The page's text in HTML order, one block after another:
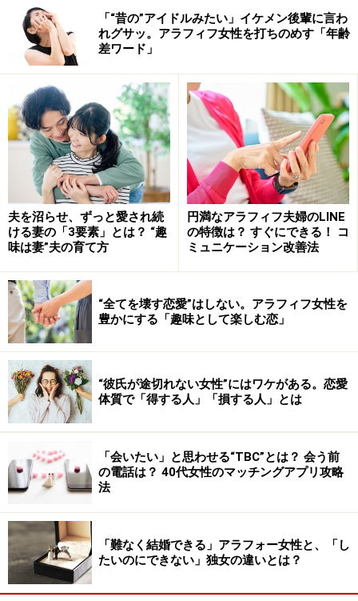
ません。ならば、別れるか丸ごと受け入れるか、ポリシ
ーを決めてしまったほうが、心が楽になれるはず。
■愛されている自信がない
これを真っ先に思い浮かべてしまうとしたら、問題は浮
気以前のところにあります。
あなたに質問します。いったいどのように扱われたら、
あなたは「愛されている」と感じることができます
か？ おそらくあなたはどんなに愛されても、完全に満
たされることはないでしょう。なぜなら自信を持てない
原因は、あなた自身にあるからです。
浮気防止に効果的なのは「北風と太陽」？
※記事内容は執筆時点のものです。最新の内容をご確認くださ
い。
1/2 次のページへ
「“昔の”アイドルみたい」イケメン後輩に言わ
れグサッ。アラフィフ女性を打ちのめす「年齢
差ワード」
夫を沼らせ、ずっと愛され続
ける妻の「3要素」とは？ “趣
味は妻”夫の育て方
円満なアラフィフ夫婦のLINE
の特徴は？ すぐにできる！ コ
ミュニケーション改善法
“全てを壊す恋愛”はしない。アラフィフ女性を
豊かにする「趣味として楽しむ恋」
“彼氏が途切れない女性”にはワケがある。恋愛
体質で「得する人」「損する人」とは
「会いたい」と思わせる“TBC”とは？ 会う前
の電話は？ 40代女性のマッチングアプリ攻略
法
「難なく結婚できる」アラフォー女性と、「し
たいのにできない」独女の違いとは？